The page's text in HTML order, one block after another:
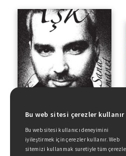
Bu web sitesi çerezler kullanır
Bu web sitesi kullanıcı deneyimini
iyileştirmek için çerezler kullanır. Web
sitemizi kullanmak suretiyle tüm